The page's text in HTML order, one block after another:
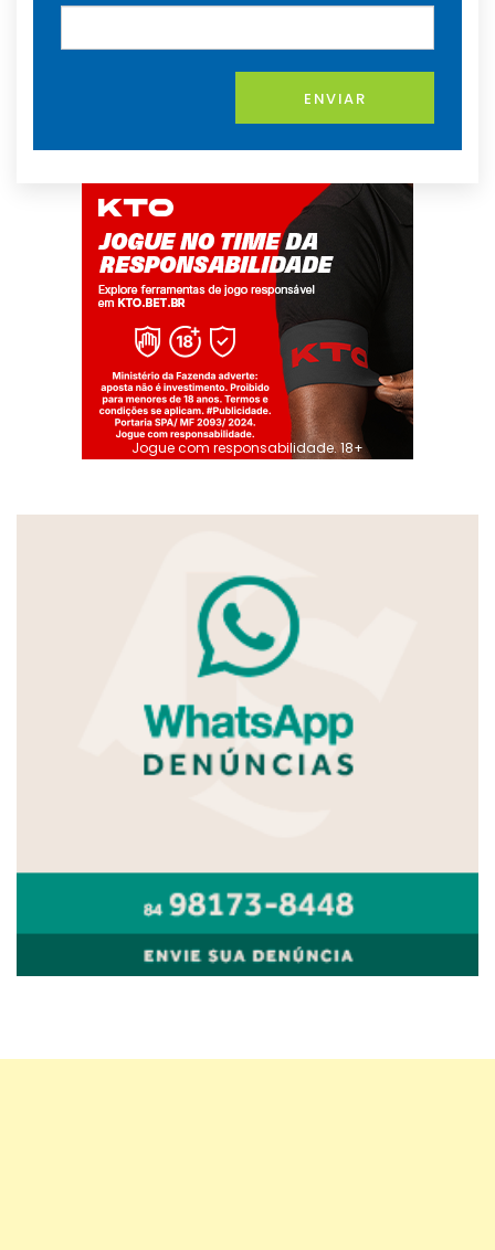
ENVIAR
Jogue com responsabilidade. 18+